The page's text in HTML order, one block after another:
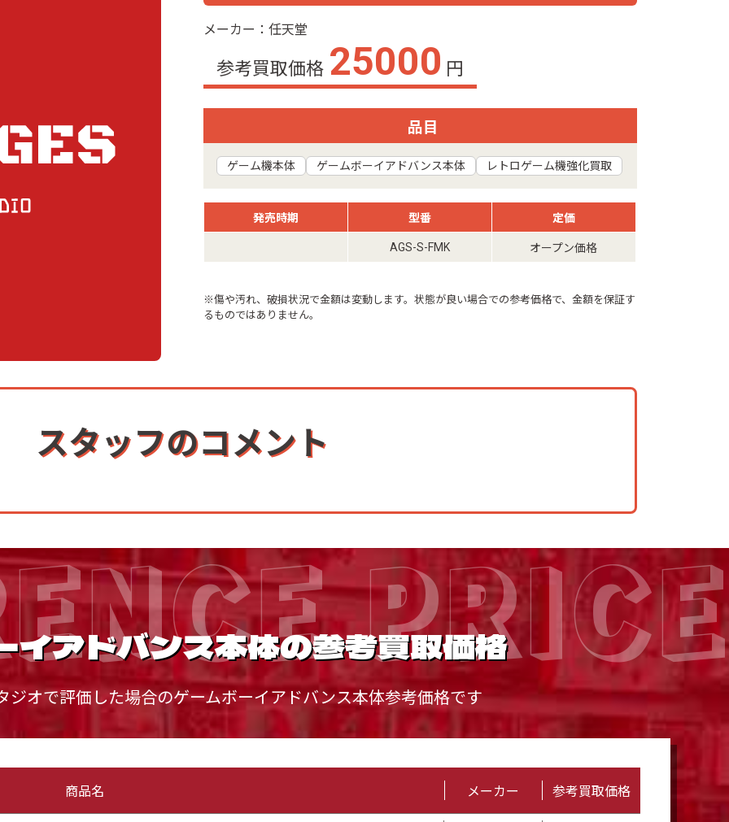
メーカー：任天堂
参考買取価格 25000 円
品目
ゲーム機本体 ゲームボーイアドバンス本体 レトロゲーム機強化買取
発売時期 型番 定価
AGS-S-FMK オープン価格
※傷や汚れ、破損状況で金額は変動します。状態が良い場合での参考価格で、金額を保証す
るものではありません。
スタッフのコメント
PRICE
イアドバンス本体の参考買取価格
ジオで評価した場合のゲームボーイアドバンス本体参考価格です
商品名 メーカー 参考買取価格